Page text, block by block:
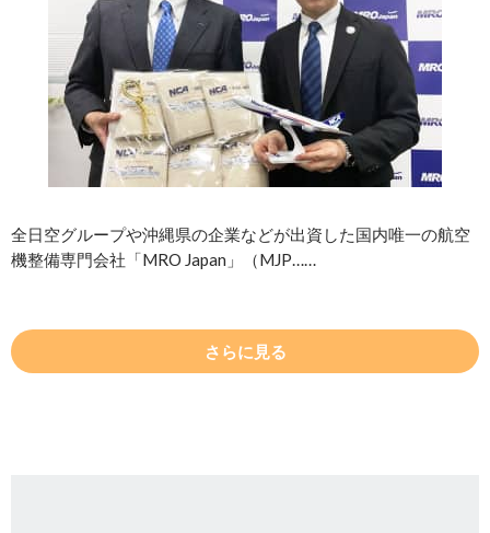
全日空グループや沖縄県の企業などが出資した国内唯一の航空
機整備専門会社「MRO Japan」（MJP……
さらに見る